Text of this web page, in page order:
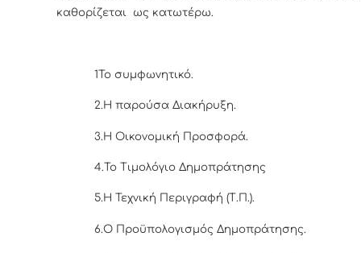
καθορίζεται ως κατωτέρω.
1Το συμφωνητικό.
2.Η παρούσα Διακήρυξη.
3.Η Οικονομική Προσφορά.
4.Το Τιμολόγιο Δημοπράτησης
5.Η Τεχνική Περιγραφή (Τ.Π.).
6.Ο Προϋπολογισμός Δημοπράτησης.